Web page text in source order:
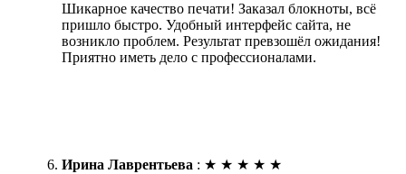
Шикарное качество печати! Заказал блокноты, всё
пришло быстро. Удобный интерфейс сайта, не
возникло проблем. Результат превзошёл ожидания!
Приятно иметь дело с профессионалами.
Ирина Лаврентьева : ★ ★ ★ ★ ★